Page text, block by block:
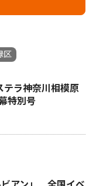
区
テラ神奈川相模原
特別号